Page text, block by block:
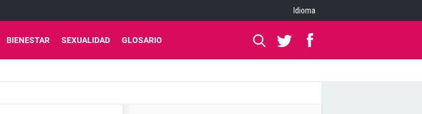
Idioma
BIENESTAR SEXUALIDAD GLOSARIO